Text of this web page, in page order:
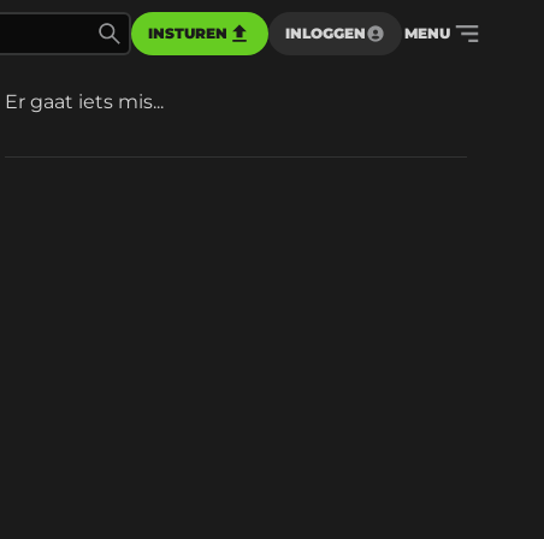
INSTUREN INLOGGEN MENU
Er gaat iets mis...